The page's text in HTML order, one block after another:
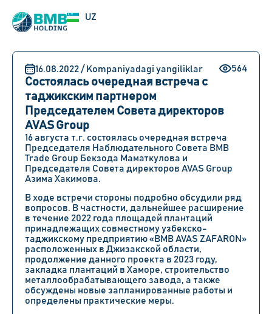
UZ
RU
16.08.2022 / Kompaniyadagi yangiliklar 564
Состоялась очередная встреча с
таджикским партнером
Председателем Совета директоров
AVAS Group
16 августа т.г. состоялась очередная встреча
Председателя Наблюдательного Совета BMB
Trade Group Бекзода Маматкулова и
Председателя Совета директоров AVAS Group
Азима Хакимова.
В ходе встречи стороны подробно обсудили ряд
вопросов. В частности, дальнейшее расширение
в течение 2022 года площадей плантаций
принадлежащих совместному узбекско-
таджикскому предприятию «BMB AVAS ZAFARON»
расположенных в Джизакской области,
продолжение данного проекта в 2023 году,
закладка плантаций в Хаморе, строительство
металлообрабатывающего завода, а также
обсуждены новые запланированные работы и
определены практические меры.